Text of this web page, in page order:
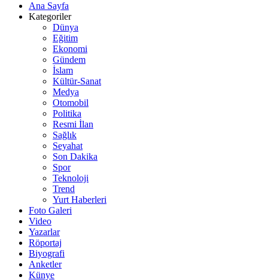
Ana Sayfa
Kategoriler
Dünya
Eğitim
Ekonomi
Gündem
İslam
Kültür-Sanat
Medya
Otomobil
Politika
Resmi İlan
Sağlık
Seyahat
Son Dakika
Spor
Teknoloji
Trend
Yurt Haberleri
Foto Galeri
Video
Yazarlar
Röportaj
Biyografi
Anketler
Künye